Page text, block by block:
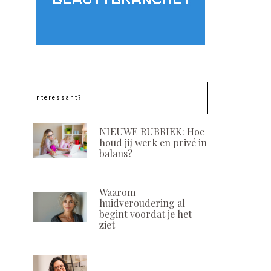
ON
Interessant?
NIEUWE RUBRIEK: Hoe
houd jij werk en privé in
balans?
Waarom
huidveroudering al
begint voordat je het
ziet